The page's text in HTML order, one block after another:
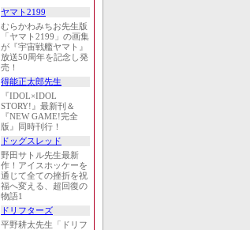
ヤマト2199
むらかわみちお先生版
「ヤマト2199」の画集
が『宇宙戦艦ヤマト』
放送50周年を記念し発
売！
得能正太郎先生
『IDOL×IDOL
STORY!』最新刊＆
『NEW GAME!完全
版』同時刊行！
ドッグスレッド
野田サトル先生最新
作！アイスホッケーを
通じて全ての挫折を祝
福へ変える、超回復の
物語1
ドリフターズ
平野耕太先生「ドリフ